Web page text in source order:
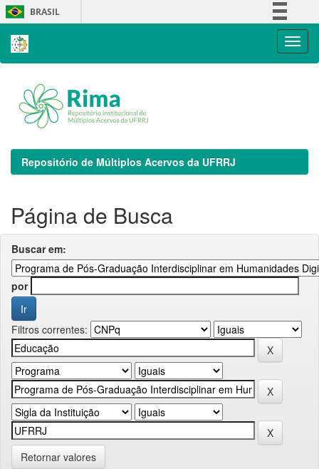
Skip
navigation
BRASIL
Repositório de Múltiplos Acervos da UFRRJ
Página de Busca
Buscar em:
por
Filtros correntes:
Retornar valores